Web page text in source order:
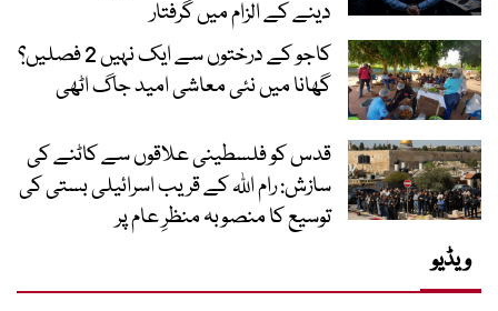
دینے کے الزام میں گرفتار
کاجو کے درختوں سے ایک نہیں 2 فصلیں؟
گھانا میں نئی معاشی امید جاگ اٹھی
قدس کو فلسطینی علاقوں سے کاٹنے کی
سازش: رام اللہ کے قریب اسرائیلی بستی کی
توسیع کا منصوبہ منظرِ عام پر
ویڈیو